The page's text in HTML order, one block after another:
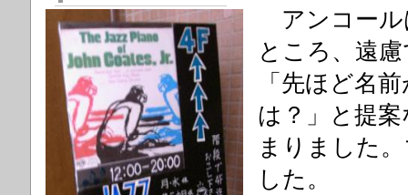
アンコール
ところ、遠
「 先ほど名
は？」と提
まりました
した。